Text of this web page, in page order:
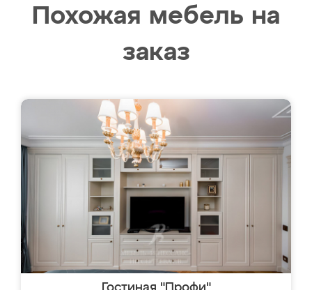
Похожая мебель на
заказ